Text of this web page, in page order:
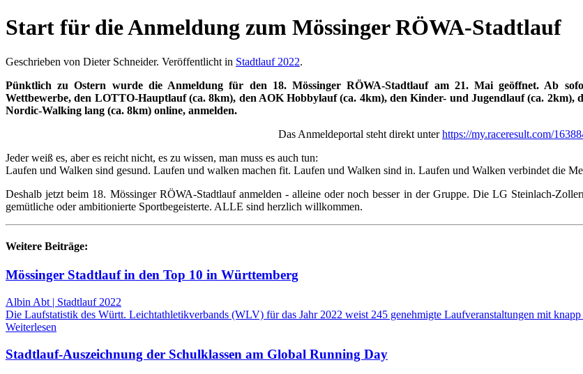
Start für die Anmeldung zum Mössinger RÖWA-Stadtlauf
Geschrieben von Dieter Schneider. Veröffentlicht in Stadtlauf 2022.
Pünktlich zu Ostern wurde die Anmeldung für den 18. Mössinger RÖWA-Stadtlauf am 21. Mai geöffnet. Ab
Wettbewerbe, den LOTTO-Hauptlauf (ca. 8km), den AOK Hobbylauf (ca. 4km), den Kinder- und Jugendlauf (ca. 2km),
Nordic-Walking lang (ca. 8km) online, anmelden.
Das Anmeldeportal steht direkt unterhttps://my.raceresult.com/
Jeder weiß es, aber es reicht nicht, es zu wissen, man muss es auch tun:
Laufen und Walken sind gesund. Laufen und walken machen fit. Laufen und Walken sind in. Laufen und Walken verbindet die
Deshalb jetzt beim 18. Mössinger RÖWA-Stadtlauf anmelden - alleine oder noch besser in der Gruppe. Die LG Steinlach-
gemütliche oder ambitionierte Sportbegeisterte. ALLE sind herzlich willkommen.
Weitere Beiträge:
Mössinger Stadtlauf in den Top 10 in Württemberg
Albin Abt | Stadtlauf 2022
Die Laufstatistik des Württ. Leichtathletikverbands (WLV) für das Jahr 2022 weist 245 genehmigte Laufveranstaltungen mit
Weiterlesen
Stadtlauf-Auszeichnung der Schulklassen am Global Running Day